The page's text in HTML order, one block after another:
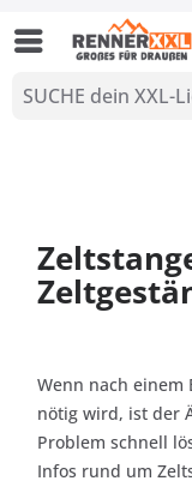
Wenn nach einem
nötig wird, ist der
Problem schnell
Infos rund um